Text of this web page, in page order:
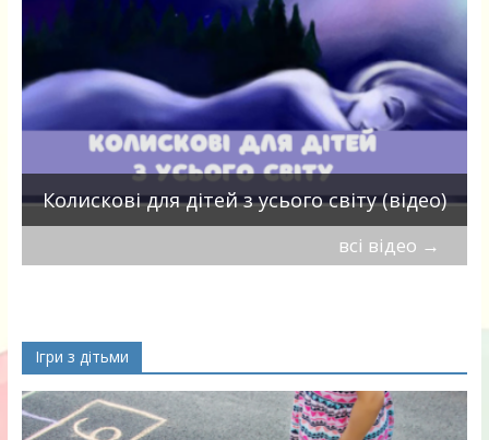
Колискові для дітей з усього світу (відео)
всі відео →
Ігри з дітьми